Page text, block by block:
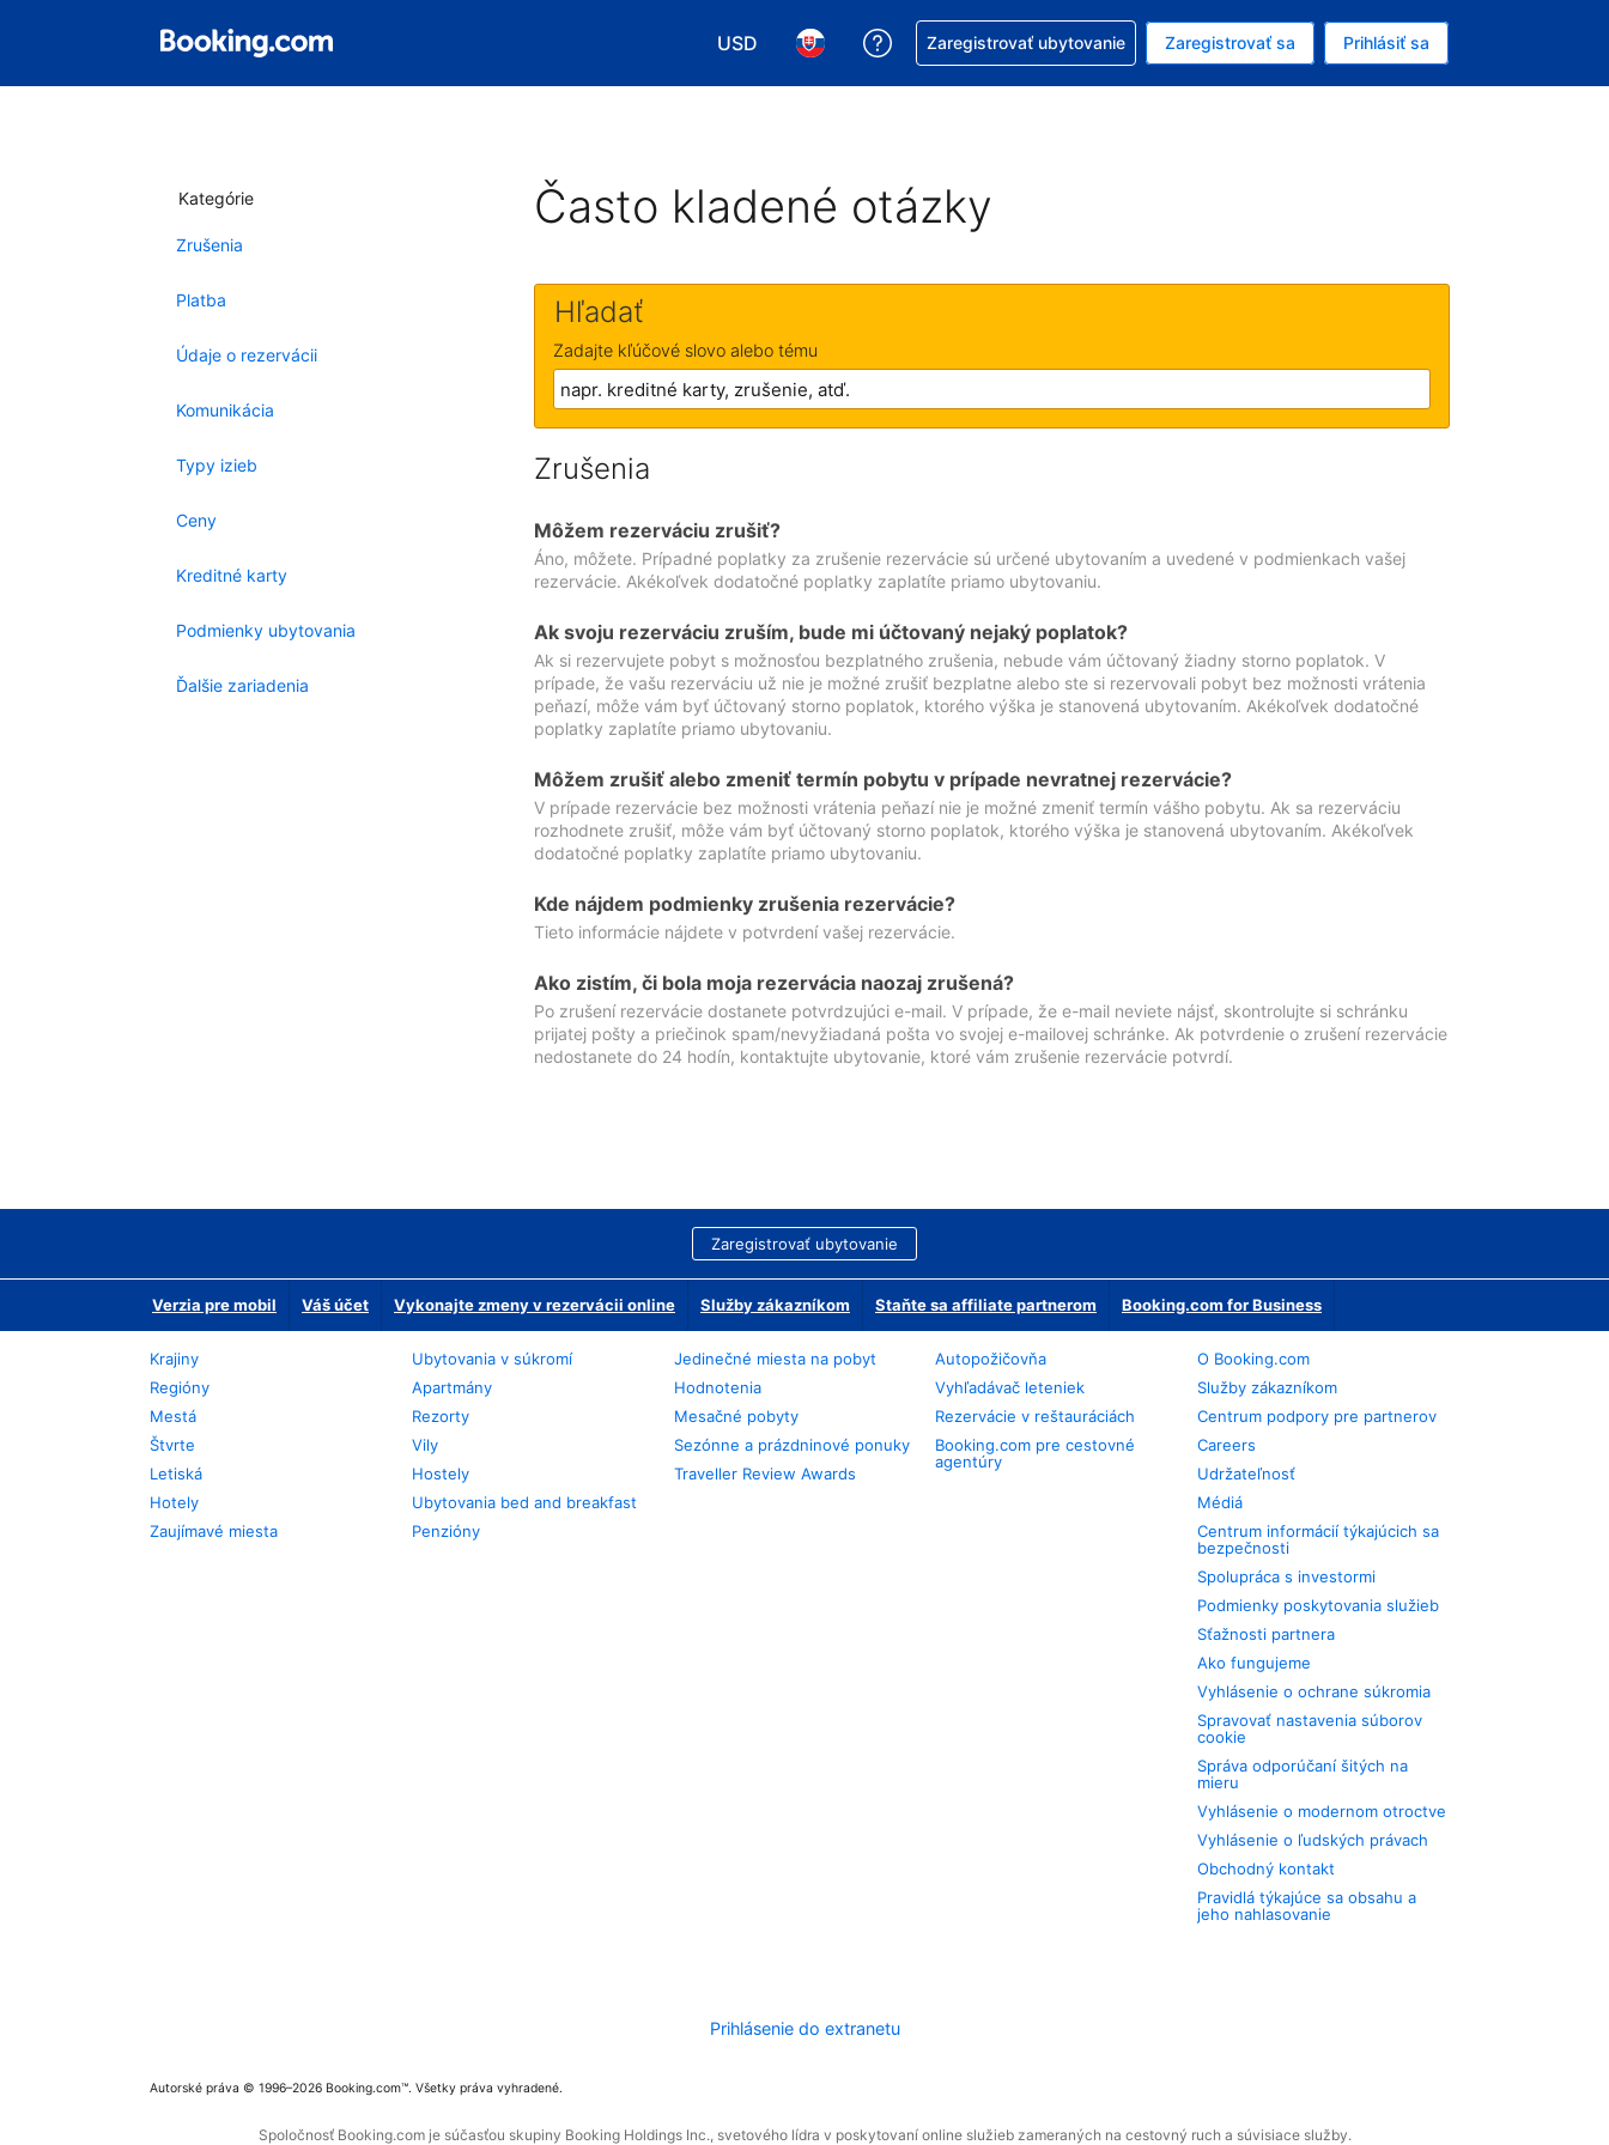
USD
Vybrať menu. Momentálne máte zvolenú menu Americký dolár
Vybrať jazyk. Momentálne máte zvolený jazyk V slovenčine
Získajte pomoc s rezerváciou
Zaregistrovať ubytovanie Zaregistrovať sa Prihlásiť sa
Kategórie
Zrušenia
Platba
Údaje o rezervácii
Komunikácia
Typy izieb
Ceny
Kreditné karty
Podmienky ubytovania
Ďalšie zariadenia
Často kladené otázky
Hľadať
Zadajte kľúčové slovo alebo tému
Zrušenia
Môžem rezerváciu zrušiť?
Áno, môžete. Prípadné poplatky za zrušenie rezervácie sú určené ubytovaním a uvedené v podmienkach vašej
rezervácie. Akékoľvek dodatočné poplatky zaplatíte priamo ubytovaniu.
Ak svoju rezerváciu zruším, bude mi účtovaný nejaký poplatok?
Ak si rezervujete pobyt s možnosťou bezplatného zrušenia, nebude vám účtovaný žiadny storno poplatok. V
prípade, že vašu rezerváciu už nie je možné zrušiť bezplatne alebo ste si rezervovali pobyt bez možnosti vrátenia
peňazí, môže vám byť účtovaný storno poplatok, ktorého výška je stanovená ubytovaním. Akékoľvek dodatočné
poplatky zaplatíte priamo ubytovaniu.
Môžem zrušiť alebo zmeniť termín pobytu v prípade nevratnej rezervácie?
V prípade rezervácie bez možnosti vrátenia peňazí nie je možné zmeniť termín vášho pobytu. Ak sa rezerváciu
rozhodnete zrušiť, môže vám byť účtovaný storno poplatok, ktorého výška je stanovená ubytovaním. Akékoľvek
dodatočné poplatky zaplatíte priamo ubytovaniu.
Kde nájdem podmienky zrušenia rezervácie?
Tieto informácie nájdete v potvrdení vašej rezervácie.
Ako zistím, či bola moja rezervácia naozaj zrušená?
Po zrušení rezervácie dostanete potvrdzujúci e-mail. V prípade, že e-mail neviete nájsť, skontrolujte si schránku
prijatej pošty a priečinok spam/nevyžiadaná pošta vo svojej e-mailovej schránke. Ak potvrdenie o zrušení rezervácie
nedostanete do 24 hodín, kontaktujte ubytovanie, ktoré vám zrušenie rezervácie potvrdí.
Zaregistrovať ubytovanie
Verzia pre mobil Váš účet Vykonajte zmeny v rezervácii online Služby zákazníkom Staňte sa affiliate partnerom Booking.com for Business
Krajiny
Regióny
Mestá
Štvrte
Letiská
Hotely
Zaujímavé miesta
Ubytovania v súkromí
Apartmány
Rezorty
Vily
Hostely
Ubytovania bed and breakfast
Penzióny
Jedinečné miesta na pobyt
Hodnotenia
Mesačné pobyty
Sezónne a prázdninové ponuky
Traveller Review Awards
Autopožičovňa
Vyhľadávač leteniek
Rezervácie v reštauráciách
Booking.com pre cestovné
agentúry
O Booking.com
Služby zákazníkom
Centrum podpory pre partnerov
Careers
Udržateľnosť
Médiá
Centrum informácií týkajúcich sa
bezpečnosti
Spolupráca s investormi
Podmienky poskytovania služieb
Sťažnosti partnera
Ako fungujeme
Vyhlásenie o ochrane súkromia
Spravovať nastavenia súborov
cookie
Správa odporúčaní šitých na
mieru
Vyhlásenie o modernom otroctve
Vyhlásenie o ľudských právach
Obchodný kontakt
Pravidlá týkajúce sa obsahu a
jeho nahlasovanie
Prihlásenie do extranetu
Autorské práva © 1996–2026 Booking.com™. Všetky práva vyhradené.
Spoločnosť Booking.com je súčasťou skupiny Booking Holdings Inc., svetového lídra v poskytovaní online služieb zameraných na cestovný ruch a súvisiace služby.